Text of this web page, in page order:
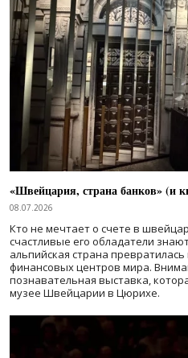
«Швейцария, страна банков» (и
08.07.2026
Кто не мечтает о счете в
счастливые его обладатели
альпийская страна
финансовых центров мира.
познавательная выставка,
музее Швейцарии в Цюрихе.